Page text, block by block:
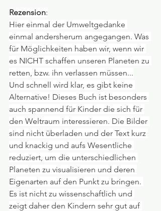
Rezension:
Hier einmal der Umweltgedanke
einmal andersherum angegangen. Was
für Möglichkeiten haben wir, wenn wir
es NICHT schaffen unseren Planeten zu
retten, bzw. ihn verlassen müssen...
Und schnell wird klar, es gibt keine
Alternative! Dieses Buch ist besonders
auch spannend für Kinder die sich für
den Weltraum interessieren. Die Bilder
sind nicht überladen und der Text kurz
und knackig und aufs Wesentliche
reduziert, um die unterschiedlichen
Planeten zu visualisieren und deren
Eigenarten auf den Punkt zu bringen.
Es ist nicht zu wissenschaftlich und
zeigt daher den Kindern sehr gut auf